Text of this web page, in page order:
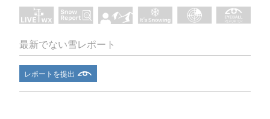
最新でない雪レポート
レポートを提出